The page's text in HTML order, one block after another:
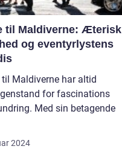
til Maldiverne: Æterisk
og eventyrlystens
til Maldiverne har altid
for fascinations
Med sin betagende
2024